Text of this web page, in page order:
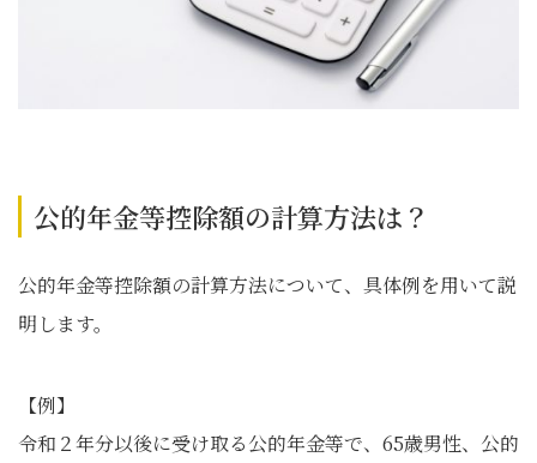
公的年金等控除額の計算方法は？
公的年金等控除額の計算方法について、具体例を用いて説
明します。
【例】
令和２年分以後に受け取る公的年金等で、65歳男性、公的